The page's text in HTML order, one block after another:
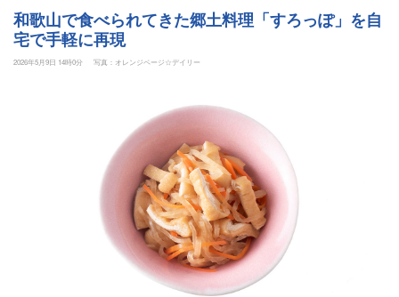
和歌山で食べられてきた郷土料理「すろっぽ」を自
宅で手軽に再現
2026年5月9日 14時0分 写真：オレンジページ☆デイリー